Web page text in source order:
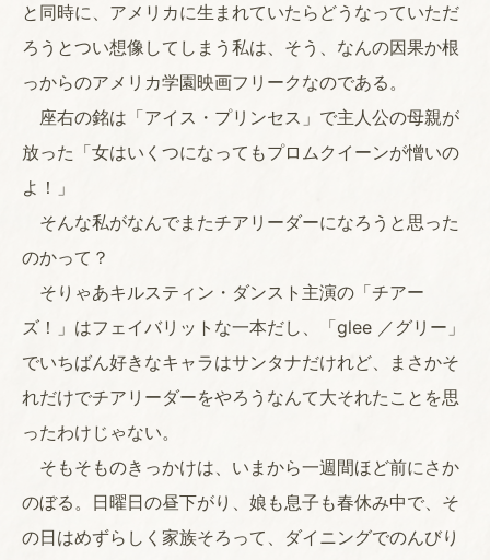
と同時に、アメリカに生まれていたらどうなっていただ
ろうとつい想像してしまう私は、そう、なんの因果か根
っからのアメリカ学園映画フリークなのである。
座右の銘は「アイス・プリンセス」で主人公の母親が
放った「女はいくつになってもプロムクイーンが憎いの
よ！」
そんな私がなんでまたチアリーダーになろうと思った
のかって？
そりゃあキルスティン・ダンスト主演の「チアー
ズ！」はフェイバリットな一本だし、「glee ／グリー」
でいちばん好きなキャラはサンタナだけれど、まさかそ
れだけでチアリーダーをやろうなんて大それたことを思
ったわけじゃない。
そもそものきっかけは、いまから一週間ほど前にさか
のぼる。日曜日の昼下がり、娘も息子も春休み中で、そ
の日はめずらしく家族そろって、ダイニングでのんびり